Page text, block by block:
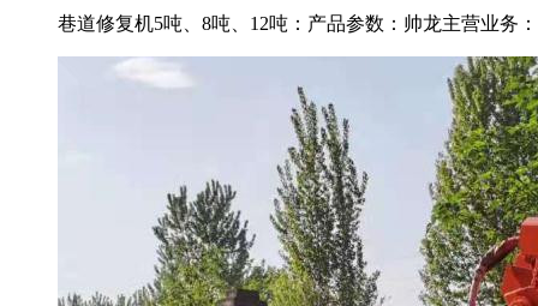
巷道修复机5吨、8吨、12吨：产品参数：帅龙主营业